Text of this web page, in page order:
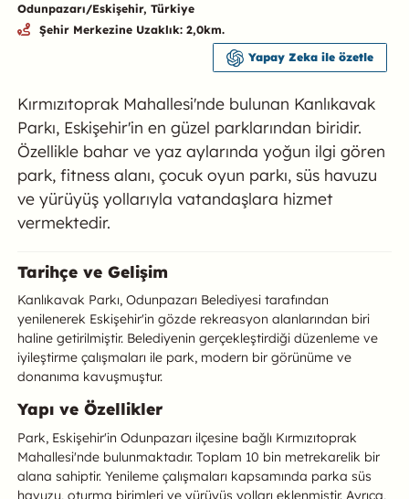
Kırmızıtoprak Mahallesi'nde bulunan Kanlıkavak
Parkı, Eskişehir'in en güzel parklarından biridir.
Özellikle bahar ve yaz aylarında yoğun ilgi gören
park, fitness alanı, çocuk oyun parkı, süs havuzu
ve yürüyüş yollarıyla vatandaşlara hizmet
vermektedir.
Odunpazarı/Eskişehir, Türkiye
Şehir Merkezine Uzaklık: 2,0km.
Yapay Zeka ile özetle
Kanlıkavak Parkı Hakkında
Tarihçe ve Gelişim
Kanlıkavak Parkı, Odunpazarı Belediyesi tarafından
yenilenerek Eskişehir'in gözde rekreasyon alanlarından biri
haline getirilmiştir. Belediyenin gerçekleştirdiği düzenleme ve
iyileştirme çalışmaları ile park, modern bir görünüme ve
donanıma kavuşmuştur.
Yapı ve Özellikler
Park, Eskişehir'in Odunpazarı ilçesine bağlı Kırmızıtoprak
Mahallesi'nde bulunmaktadır. Toplam 10 bin metrekarelik bir
alana sahiptir. Yenileme çalışmaları kapsamında parka süs
havuzu, oturma birimleri ve yürüyüş yolları eklenmiştir. Ayrıca,